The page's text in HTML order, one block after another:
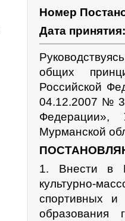
Номер
Дата
общих
Российской
04.12.2007 №
Федерации»,
Мурманской
1. Внести в
культурно-
спортивных и
образования